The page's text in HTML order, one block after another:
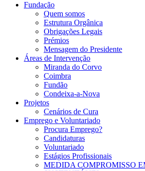
Fundação
Quem somos
Estrutura Orgânica
Obrigações Legais
Prémios
Mensagem do Presidente
Áreas de Intervenção
Miranda do Corvo
Coimbra
Fundão
Condeixa-a-Nova
Projetos
Cenários de Cura
Emprego e Voluntariado
Procura Emprego?
Candidaturas
Voluntariado
Estágios Profissionais
MEDIDA COMPROMISSO